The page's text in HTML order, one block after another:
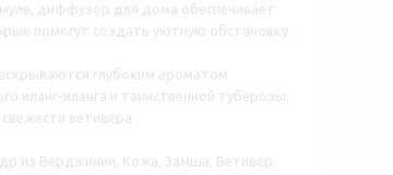
диффузор для дома обеспечивает
помогут создать уютную обстановку.
глубоким ароматом
иланг-иланга и таинственной туберозы.
ветивера.
из Верджинии, Кожа, Замша, Ветивер.